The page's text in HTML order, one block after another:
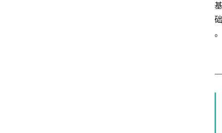
基
础
。